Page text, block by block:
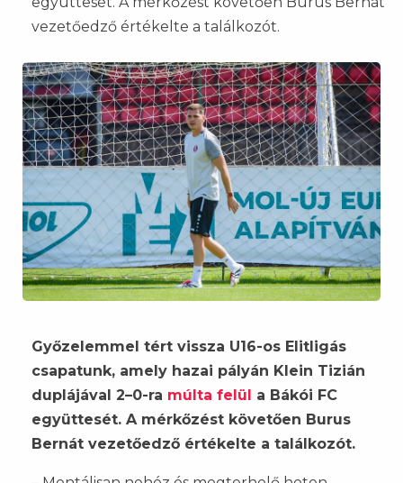
vezetőedző értékelte a találkozót.
Győzelemmel tért vissza U16-os Elitligás
csapatunk, amely hazai pályán Klein Tizián
duplájával 2–0-ra múlta felül a Bákói FC
együttesét. A mérkőzést követően Burus
Bernát vezetőedző értékelte a találkozót.